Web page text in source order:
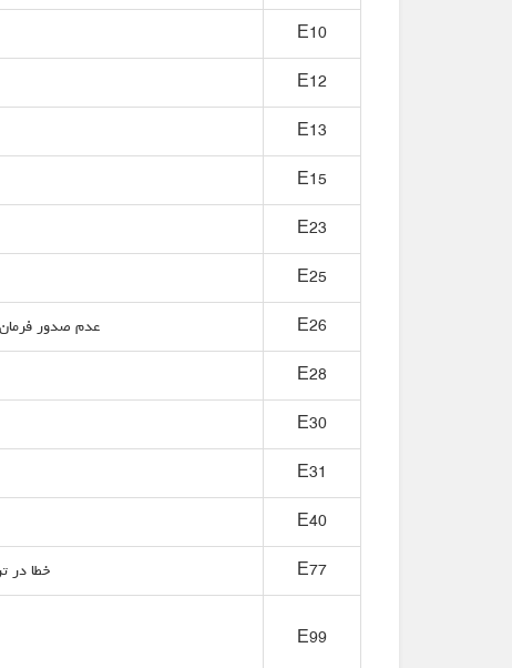
E10
E12
E13
E15
E23
E25
E26
عدم صدور فرمان
E28
E30
E31
E40
E77
خطا در
E99